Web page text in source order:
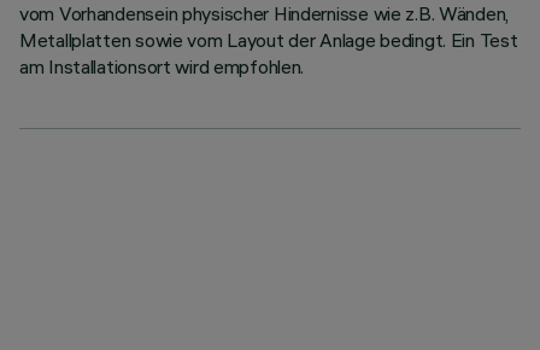
vom Vorhandensein physischer Hindernisse wie z.B. Wänden,
Metallplatten sowie vom Layout der Anlage bedingt. Ein Test
am Installationsort wird empfohlen.